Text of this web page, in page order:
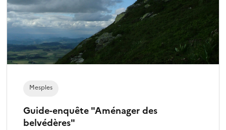
Guide-enquête "Aménager des
belvédères"
Mesples